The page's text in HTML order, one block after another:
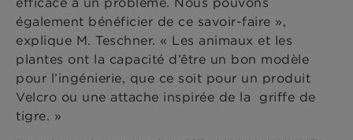
également bénéficier de ce savoir-faire »,
explique M. Teschner. « Les animaux et les
plantes ont la capacité d’être un bon modèle
pour l’ingénierie, que ce soit pour un produit
Velcro ou une attache inspirée de la griffe de
tigre. »